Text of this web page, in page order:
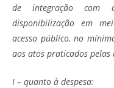
de integração com
disponibilização em
acesso público, no
aos atos praticados pelas
I – quanto à despesa: